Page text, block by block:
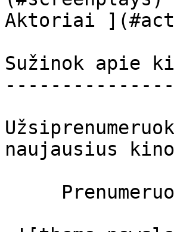
Aktoriai
Sužinok apie
naujausius